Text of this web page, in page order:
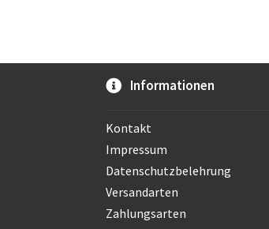
Informationen
Kontakt
Impressum
Datenschutzbelehrung
Versandarten
Zahlungsarten